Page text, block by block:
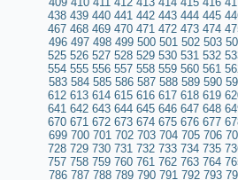
438 439 440 441 442 443 444 445
467 468 469 470 471 472 473 474
496 497 498 499 500 501 502 503
525 526 527 528 529 530 531 532
554 555 556 557 558 559 560 561
583 584 585 586 587 588 589 590
612 613 614 615 616 617 618 619
641 642 643 644 645 646 647 648
670 671 672 673 674 675 676 677
699 700 701 702 703 704 705 706
728 729 730 731 732 733 734 735
757 758 759 760 761 762 763 764
786 787 788 789 790 791 792 793